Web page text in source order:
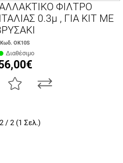
ΦΙΛΤΡΟ
0.3μ , ΓΙΑ ΚΙΤ ΜΕ
Κωδ. OK10S
Διαθέσιμο
/ 2 (1 Σελ.)